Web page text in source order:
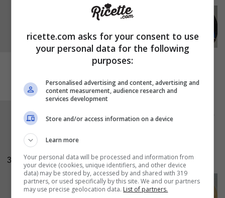
3
Una volta che le vostre uova in gabbia saranno
attimo, quindi toglietele dagli stampini e
spolveratele conpepeed erba cipollina.
ricette.com asks for your consent to use
your personal data for the following
purposes:
Personalised advertising and content, advertising and
content measurement, audience research and
services development
Store and/or access information on a device
Learn more
Your personal data will be processed and information from
your device (cookies, unique identifiers, and other device
data) may be stored by, accessed by and shared with 319
partners, or used specifically by this site. We and our partners
may use precise geolocation data. List of partners.